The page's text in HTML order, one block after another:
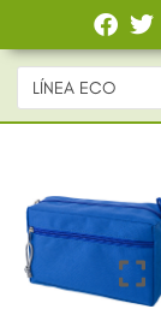
LÍNEA ECO